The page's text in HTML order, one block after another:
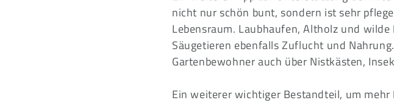
nicht nur schön bunt, sondern ist sehr
Lebensraum. Laubhaufen, Altholz und
Säugetieren ebenfalls Zuflucht und
Gartenbewohner auch über Nistkästen,
Ein weiterer wichtiger Bestandteil, um